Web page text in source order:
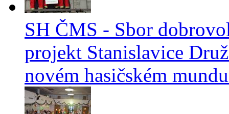
SH ČMS - Sbor
projekt Stanislavice
novém hasičském